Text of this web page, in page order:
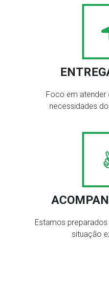
Foco em atender
necessidades
Estamos
situação